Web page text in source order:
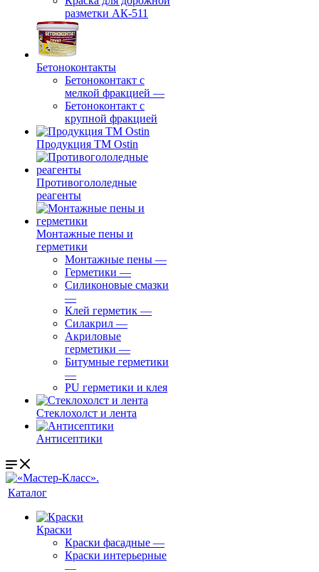
разметки АК-511
Бетоноконтакты
Бетоноконтакт с
мелкой фракцией —
Бетоноконтакт с
крупной фракцией
Продукция ТМ Ostin
Противогололедные
реагенты
Монтажные пены и
герметики
Монтажные пены —
Герметики —
Силиконовые смазки
—
Клей герметик —
Силакрил —
Акриловые
герметики —
Битумные герметики
—
PU герметики и клея
Стеклохолст и лента
Антисептики
Каталог
Краски
Краски фасадные —
Краски интерьерные
—